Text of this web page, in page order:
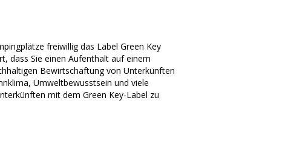
freiwillig das Label Green Key
dass Sie einen Aufenthalt auf einem
Bewirtschaftung von Unterkünften
Umweltbewusstsein und viele
mit dem Green Key-Label zu